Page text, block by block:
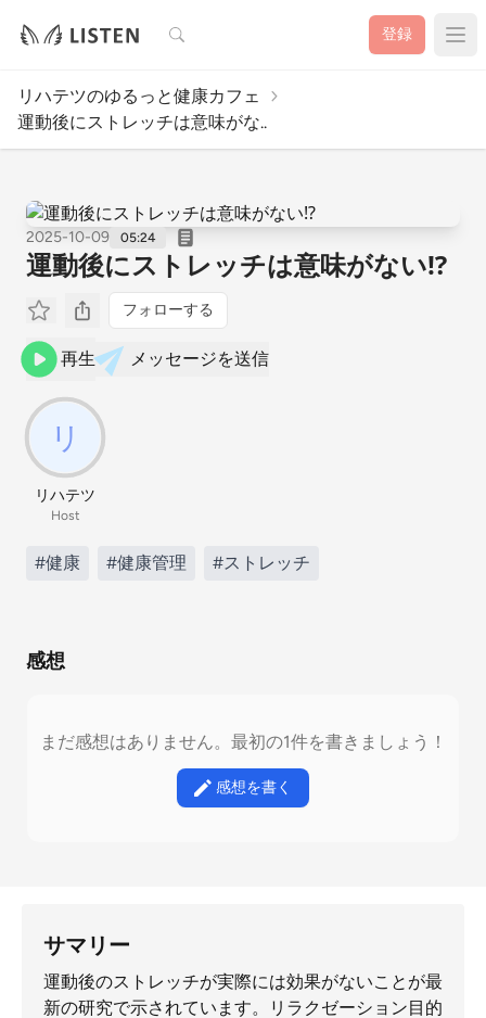
検索 登録
リハテツのゆるっと健康カフェ
運動後にストレッチは意味がな..
2025-10-09 05:24
運動後にストレッチは意味がない⁉️
フォローする
再生 メッセージを送信
リハテツ
Host
#健康 #健康管理 #ストレッチ
感想
まだ感想はありません。最初の1件を書きましょう！
感想を書く
サマリー
運動後のストレッチが実際には効果がないことが最
新の研究で示されています。リラクゼーション目的